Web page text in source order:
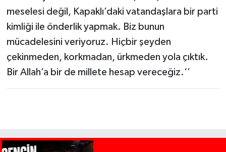
meselesi değil, Kapaklı’daki vatandaşlara bir parti
kimliği ile önderlik yapmak. Biz bunun
mücadelesini veriyoruz. Hiçbir şeyden
çekinmeden, korkmadan, ürkmeden yola çıktık.
Bir Allah’a bir de millete hesap vereceğiz.‘’